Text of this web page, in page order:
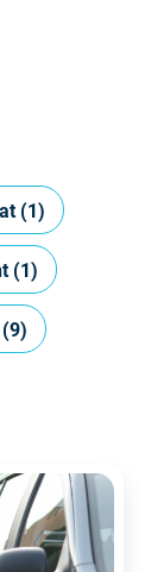
(1)
(1)
(9)